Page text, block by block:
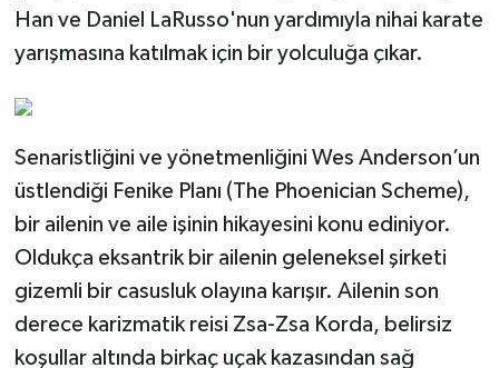
Han ve Daniel LaRusso'nun yardımıyla nihai karate
yarışmasına katılmak için bir yolculuğa çıkar.
Senaristliğini ve yönetmenliğini Wes Anderson’un
üstlendiği Fenike Planı (The Phoenician Scheme),
bir ailenin ve aile işinin hikayesini konu ediniyor.
Oldukça eksantrik bir ailenin geleneksel şirketi
gizemli bir casusluk olayına karışır. Ailenin son
derece karizmatik reisi Zsa-Zsa Korda, belirsiz
koşullar altında birkaç uçak kazasından sağ